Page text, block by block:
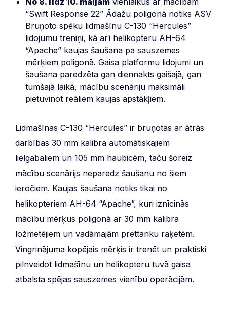
“Swift Response 22” Ādažu poligonā notiks ASV
Bruņoto spēku lidmašīnu C-130 “Hercules”
lidojumu treniņi, kā arī helikopteru AH-64
“Apache” kaujas šaušana pa sauszemes
mērķiem poligonā. Gaisa platformu lidojumi un
šaušana paredzēta gan diennakts gaišajā, gan
tumšajā laikā, mācību scenāriju maksimāli
pietuvinot reāliem kaujas apstākļiem.
Lidmašīnas C-130 “Hercules” ir bruņotas ar ātrās
darbības 30 mm kalibra automātiskajiem
lielgabaliem un 105 mm haubicēm, taču šoreiz
mācību scenārijs neparedz šaušanu no šiem
ieročiem. Kaujas šaušana notiks tikai no
helikopteriem AH-64 “Apache”, kuri iznīcinās
mācību mērķus poligonā ar 30 mm kalibra
ložmetējiem un vadāmajām prettanku raķetēm.
Vingrinājuma kopējais mērķis ir trenēt un praktiski
pilnveidot lidmašīnu un helikopteru tuvā gaisa
atbalsta spējas sauszemes vienību operācijām.